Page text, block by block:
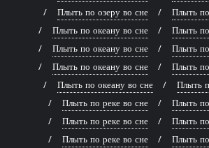
Плыть по озеру во сне
Плыть
Плыть по океану во сне
Плыть
Плыть по океану во сне
Плыть
Плыть по океану во сне
Плыть
Плыть по океану во сне
Плыть
Плыть по реке во сне
Плыть
Плыть по реке во сне
Плыть
Плыть по реке во сне
Плыть